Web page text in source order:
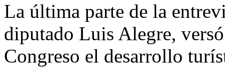
La última parte de la
diputado Luis Alegre,
Congreso el desarrollo